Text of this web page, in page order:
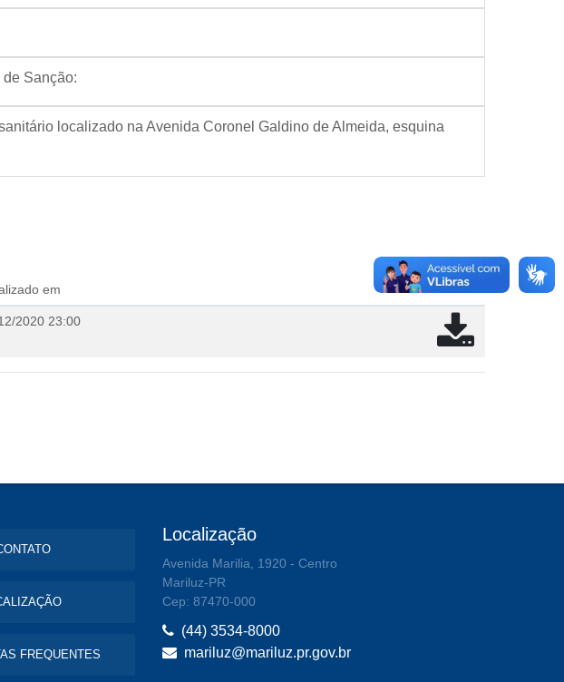
de Sanção:
localizado na Avenida Coronel Galdino de Almeida, esquina
em
2020 23:00
FREQUENTES
Localização
Avenida Marilia, 1920 - Centro
Mariluz-PR
Cep: 87470-000
(44) 3534-8000
mariluz@mariluz.pr.gov.br